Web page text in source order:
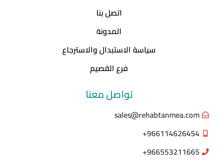
اتصل بنا
المدونة
سياسة الاستبدال والاسترجاع
فرع القصيم
تواصل معنا
sales@rehabtanmea.com
966114626454+
966553211665+